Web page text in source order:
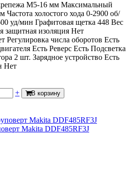
М5-16 мм Максимальный
холостого хода 0-2900 об/
уд/мин Графитовая щетка 448 Вес
защитная изоляция Нет
числа оборотов Есть
Есть Реверс Есть Подсветка
2 шт. Зарядное устройство Есть
Нет
+ В корзину
Makita DDF485RF3J